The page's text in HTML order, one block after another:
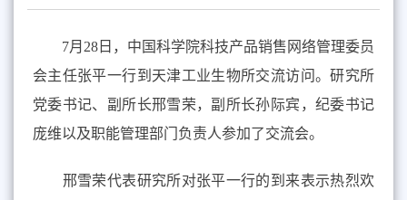
7月 28 日，中国科学院科技产品销售网络管理委员
会主任张平一行到天津工业生物所交流访问。研究所
党委书记、副所长邢雪荣，副所长孙际宾，纪委书记
庞维以及职能管理部门负责人参加了交流会。
邢雪荣代表研究所对张平一行的到来表示热烈欢